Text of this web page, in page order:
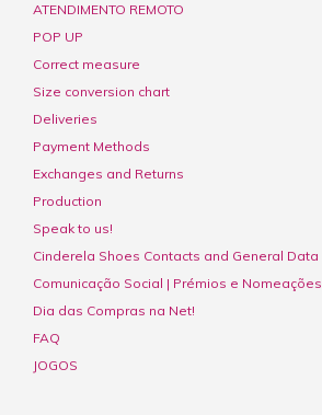
ATENDIMENTO REMOTO
POP UP
Correct measure
Size conversion chart
Deliveries
Payment Methods
Exchanges and Returns
Production
Speak to us!
Cinderela Shoes Contacts and General Data
Comunicação Social | Prémios e Nomeações
Dia das Compras na Net!
FAQ
JOGOS